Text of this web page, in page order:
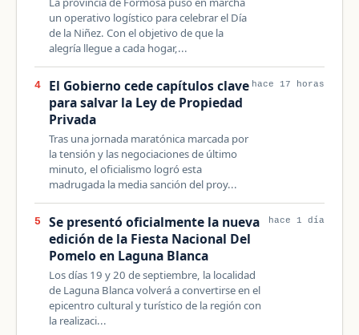
un operativo logístico para celebrar el Día
de la Niñez. Con el objetivo de que la
alegría llegue a cada hogar,...
4
El Gobierno cede capítulos clave
para salvar la Ley de Propiedad
Privada
Tras una jornada maratónica marcada por
la tensión y las negociaciones de último
minuto, el oficialismo logró esta
madrugada la media sanción del proy...
hace 17 horas
5
Se presentó oficialmente la nueva
edición de la Fiesta Nacional Del
Pomelo en Laguna Blanca
Los días 19 y 20 de septiembre, la localidad
de Laguna Blanca volverá a convertirse en el
epicentro cultural y turístico de la región con
la realizaci...
hace 1 día